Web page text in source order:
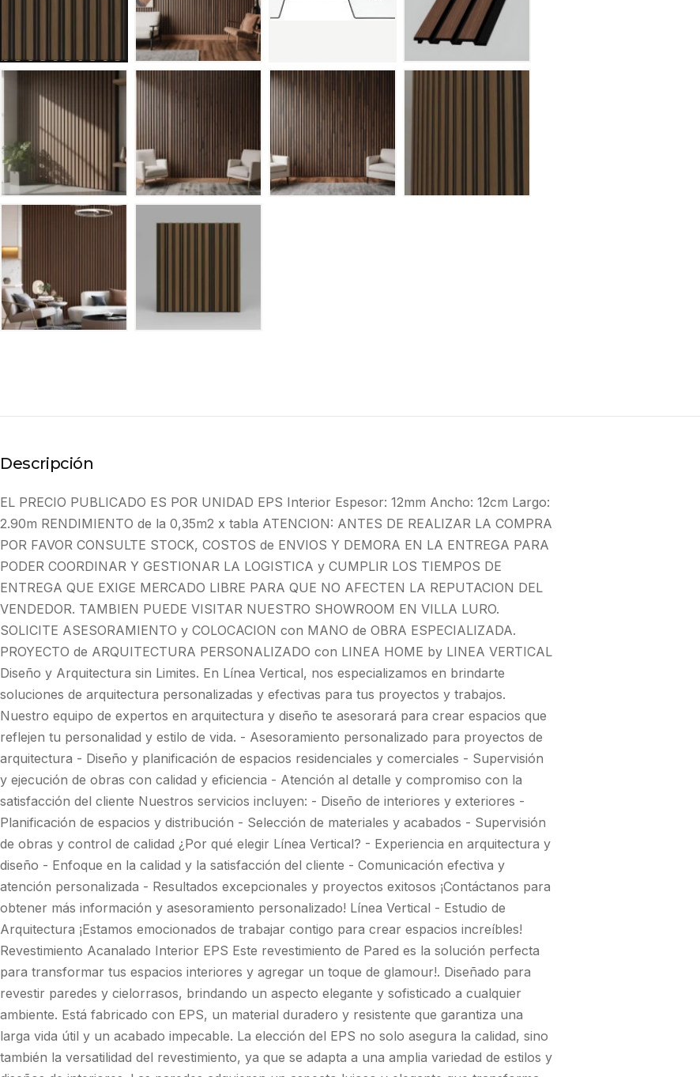
Descripción
EL PRECIO PUBLICADO ES POR UNIDAD EPS Interior Espesor: 12mm Ancho: 12cm Largo:
2.90m RENDIMIENTO de la 0,35m2 x tabla ATENCION: ANTES DE REALIZAR LA COMPRA
POR FAVOR CONSULTE STOCK, COSTOS de ENVIOS Y DEMORA EN LA ENTREGA PARA
PODER COORDINAR Y GESTIONAR LA LOGISTICA y CUMPLIR LOS TIEMPOS DE
ENTREGA QUE EXIGE MERCADO LIBRE PARA QUE NO AFECTEN LA REPUTACION DEL
VENDEDOR. TAMBIEN PUEDE VISITAR NUESTRO SHOWROOM EN VILLA LURO.
SOLICITE ASESORAMIENTO y COLOCACION con MANO de OBRA ESPECIALIZADA.
PROYECTO de ARQUITECTURA PERSONALIZADO con LINEA HOME by LINEA VERTICAL
Diseño y Arquitectura sin Limites. En Línea Vertical, nos especializamos en brindarte
soluciones de arquitectura personalizadas y efectivas para tus proyectos y trabajos.
Nuestro equipo de expertos en arquitectura y diseño te asesorará para crear espacios que
reflejen tu personalidad y estilo de vida. - Asesoramiento personalizado para proyectos de
arquitectura - Diseño y planificación de espacios residenciales y comerciales - Supervisión
y ejecución de obras con calidad y eficiencia - Atención al detalle y compromiso con la
satisfacción del cliente Nuestros servicios incluyen: - Diseño de interiores y exteriores -
Planificación de espacios y distribución - Selección de materiales y acabados - Supervisión
de obras y control de calidad ¿Por qué elegir Línea Vertical? - Experiencia en arquitectura y
diseño - Enfoque en la calidad y la satisfacción del cliente - Comunicación efectiva y
atención personalizada - Resultados excepcionales y proyectos exitosos ¡Contáctanos para
obtener más información y asesoramiento personalizado! Línea Vertical - Estudio de
Arquitectura ¡Estamos emocionados de trabajar contigo para crear espacios increíbles!
Revestimiento Acanalado Interior EPS Este revestimiento de Pared es la solución perfecta
para transformar tus espacios interiores y agregar un toque de glamour!. Diseñado para
revestir paredes y cielorrasos, brindando un aspecto elegante y sofisticado a cualquier
ambiente. Está fabricado con EPS, un material duradero y resistente que garantiza una
larga vida útil y un acabado impecable. La elección del EPS no solo asegura la calidad, sino
también la versatilidad del revestimiento, ya que se adapta a una amplia variedad de estilos y